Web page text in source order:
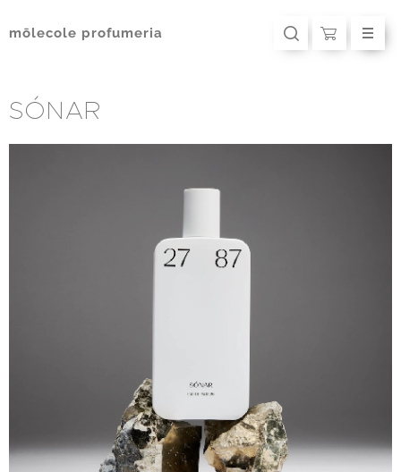
mōlecole profumeria
SÓNAR